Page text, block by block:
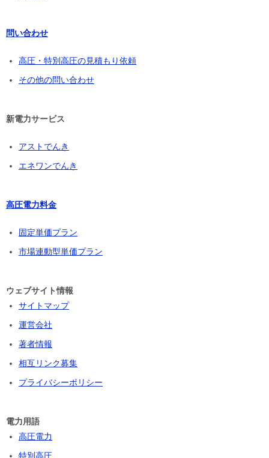
問い合わせ
高圧・特別高圧の見積もり依頼
その他の問い合わせ
新電力サービス
アストでんき
エネワンでんき
高圧電力料金
固定単価プラン
市場連動型単価プラン
ウェブサイト情報
サイトマップ
運営会社
著者情報
相互リンク募集
プライバシーポリシー
電力用語
高圧電力
特別高圧